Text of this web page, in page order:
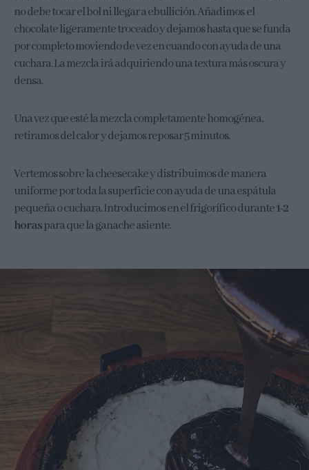
no debe tocar el bol ni llegar a ebullición. Añadimos el
chocolate ligeramente troceado y dejamos hasta que se funda
por completo moviendo de vez en cuando con ayuda de una
cuchara. La mezcla irá adquiriendo una textura más oscura y
densa.
Una vez que esté la mezcla completamente homogénea,
retiramos del calor y dejamos reposar 5 minutos.
Vertemos sobre la cheesecake y distribuimos de manera
uniforme por toda la superficie con ayuda de una espátula
pequeña o cuchara. Introducimos en el frigorífico durante1-2
horaspara que la ganache asiente.